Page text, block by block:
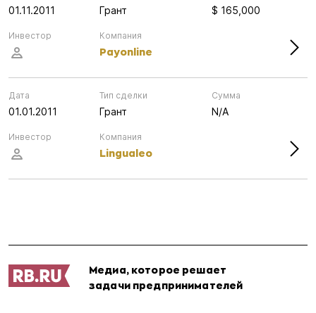
01.11.2011
Компания
Payonline
Инвестор
Грант $ 165,000
Дата
01.01.2011
Компания
Lingualeo
Инвестор
Тип сделки
Грант
Сумма
N/A
Медиа, которое решает
задачи предпринимателей